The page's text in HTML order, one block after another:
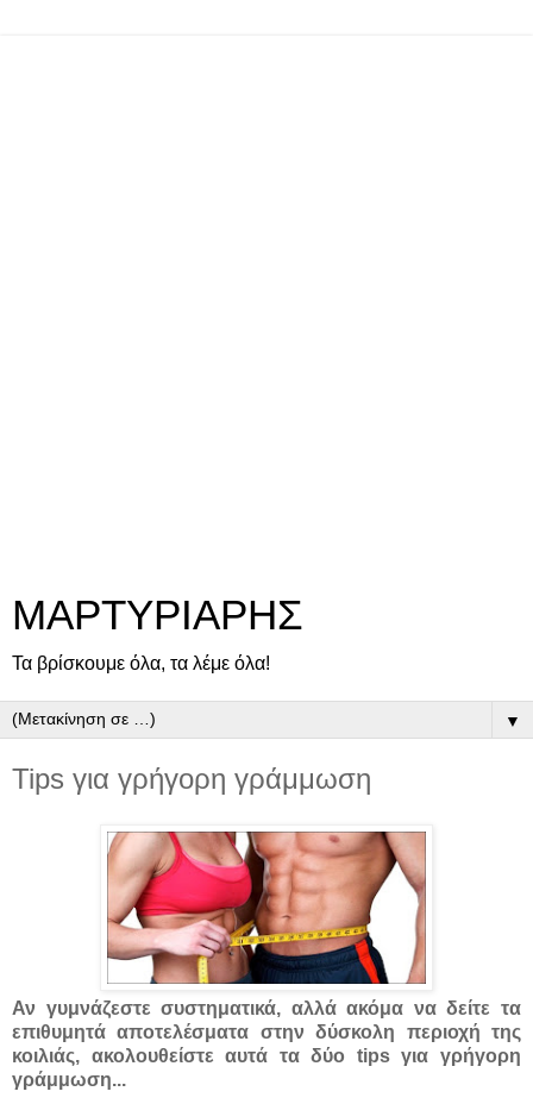
ΜΑΡΤΥΡΙΑΡΗΣ
Τα βρίσκουμε όλα, τα λέμε όλα!
▼
Tips για γρήγορη γράμμωση
Αν γυμνάζεστε συστηματικά, αλλά ακόμα να δείτε τα
επιθυμητά αποτελέσματα στην δύσκολη περιοχή της
κοιλιάς, ακολουθείστε αυτά τα δύο tips για γρήγορη
γράμμωση...